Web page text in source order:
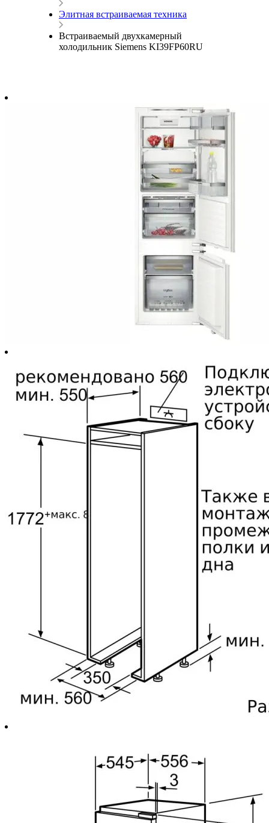
Элитная встраиваемая техника
Встраиваемый двухкамерный
холодильник Siemens KI39FP60RU